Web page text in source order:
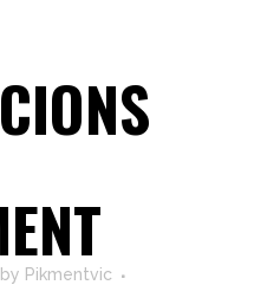
by Pikmentvic